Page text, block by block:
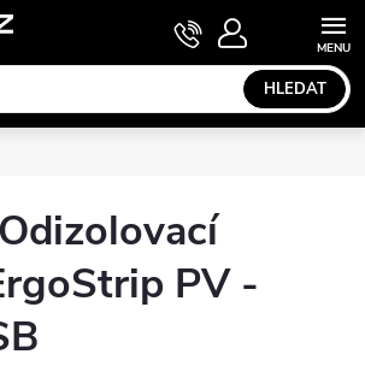
HLEDAT
NÁKUPNÍ
KOŠÍK
PV -